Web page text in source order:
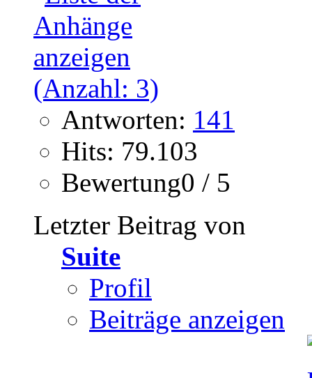
Antworten: 141
Hits: 79.103
Bewertung0 / 5
Letzter Beitrag von
Suite
Profil
Beiträge anzeigen